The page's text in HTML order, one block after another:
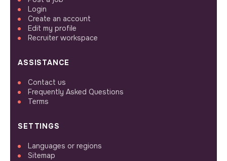
Login
Create an account
Edit my profile
Recruiter workspace
ASSISTANCE
Contact us
Frequently Asked Questions
Terms
SETTINGS
Languages or regions
Sitemap